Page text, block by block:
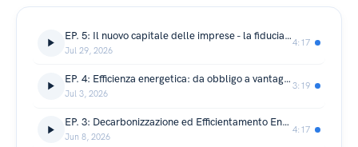
EP. 5: Il nuovo capitale delle imprese - la fiducia del sistema
Jul 29, 2026
4:17
EP. 4: Efficienza energetica: da obbligo a vantaggio competitivo
Jul 3, 2026
3:19
EP. 3: Decarbonizzazione ed Efficientamento Energetico
Jun 8, 2026
4:17